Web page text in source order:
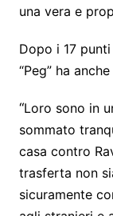
una vera e
Dopo i 17
“Peg” ha
“Loro sono in
sommato
casa contro
trasferta non
sicuramente